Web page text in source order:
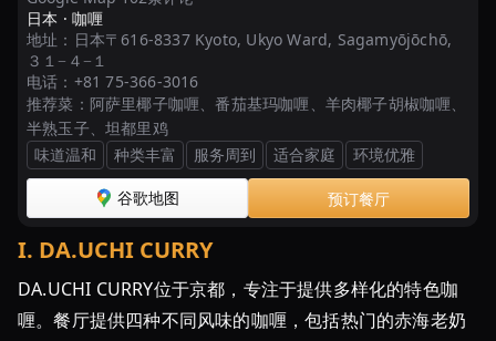
日本 · 咖喱
地址： 日本〒616-8337 Kyoto, Ukyo Ward, Sagamyōjōchō,
３１−４−１
电话： +81 75-366-3016
推荐菜： 阿萨里椰子咖喱、番茄基玛咖喱、羊肉椰子胡椒咖喱、
半熟玉子、坦都里鸡
味道温和
种类丰富 服务周到 适合家庭 环境优雅
谷歌地图 预订餐厅
I. DA.UCHI CURRY
DA.UCHI CURRY位于京都，专注于提供多样化的特色咖
喱。餐厅提供四种不同风味的咖喱，包括热门的赤海老奶